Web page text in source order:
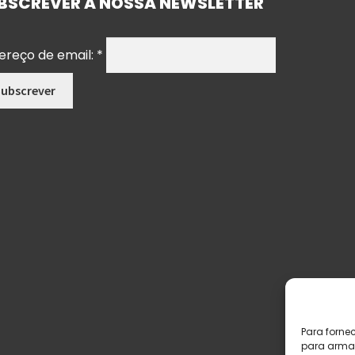
Para
para
de email: *